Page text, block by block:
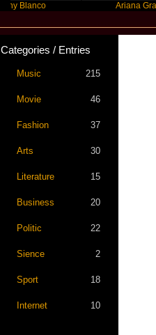
Ariana Grande
Categories / Entries
Music 215
Movie 46
Fashion 37
Arts 30
Literature 15
Business 20
Politic 22
Sience 2
Sport 18
Internet 10